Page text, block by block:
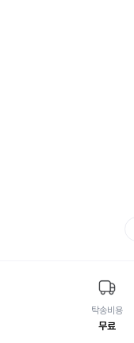
탁송비용
무료